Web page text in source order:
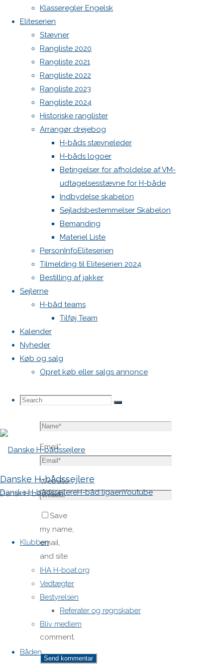
Klasseregler Engelsk
Eliteserien
Stævner
Rangliste 2020
Rangliste 2021
Rangliste 2022
Rangliste 2023
Rangliste 2024
Historiske ranglister
Arrangør drejebog
H-båds stævneleder
H-båds logoer
Betingelser for afholdelse af VM-
udtagelsesstævne for H-både
Indbydelse skabelon
Sejladsbestemmelser Skabelon
Bemanding
Materiel Liste
PersonInfoEliteserien
Tilmelding til Eliteserien 2024
Bestilling af jakker
Sejlerne
H-båd teams
Tilføj Team
Kalender
Nyheder
Køb og salg
Opret køb eller salgs annonce
Search
Search
Search
Danske H-bådssejlere
Dansk H-båd klub
Danske H-bådssejlereH-båd ligaenYoutube
Klubben
IHA H-boat.org
Vedtægter
Bestyrelsen
Referater og regnskaber
Bliv medlem
Båden
Previous
image
Next
image
Skriv
et
svar
Din e-
mailadresse
vil ikke
blive
publiceret.
Krævede
felter er
markeret
med*
Comment
Email*
Website
Save
my name,
email,
and site
URL in my
browser
for next
time I
post a
comment.
Botnia 1987 DEN 613
Indlægsfeed
Kommentarfeed
Back
to
Top
Danske H-bådssejlere
ligaen
©Danske H-bådssejlere